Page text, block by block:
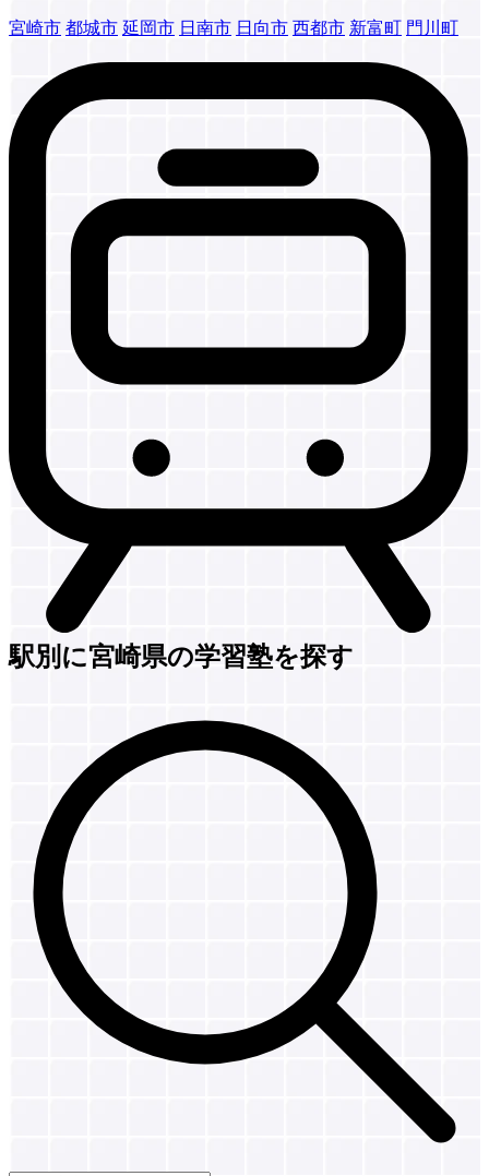
宮崎市 都城市 延岡市 日南市 日向市 西都市 新富町 門川町
駅別に宮崎県の学習塾を探す